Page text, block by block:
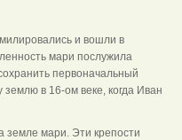
и вошли в
мари послужила
первоначальный
в 16-ом веке, когда Иван
земле мари. Эти крепости